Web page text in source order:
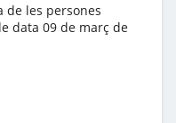
de les persones
data 09 de març de